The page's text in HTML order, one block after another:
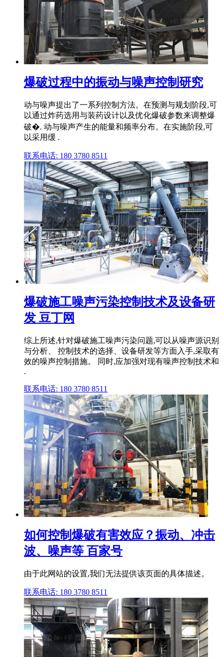
爆破过程中的振动与噪声控制研究
动与噪声提出了一系列控制方法。在预测与规划阶段,可
以通过炸药选用与装药设计以及优化爆破参数来调整爆
破�. 动与噪声产生的能量和频率分布。在实施阶段,可
以采用缓 .
联系电话: 180 3780 8511
爆破施工噪声污染控制技术及设备研
发 豆丁网
综上所述,针对爆破施工噪声污染问题,可以从噪声源识别
与分析、 控制技术的选择、设备研发等方面入手,采取有
效的噪声控制措施。 同时,应加强对现有噪声控制技术和
.
联系电话: 180 3780 8511
如何控制爆破有害效应？振动、冲击
波、噪声等 百家号
由于此网站的设置,我们无法提供该页面的具体描述。
联系电话: 180 3780 8511